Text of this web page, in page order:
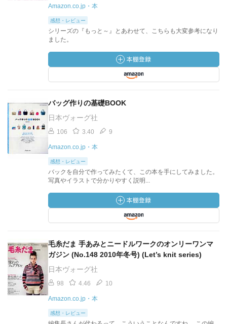
Amazon.co.jp・本
感想・レビュー
シリーズの『もっと～』とあわせて、こちらも大変参考になり
ました。
バッグ作りの基礎BOOK
日本ヴォーグ社
106 3.40 9
Amazon.co.jp・本
感想・レビュー
バックを自分で作ってみたくて、この本を手にしてみました。
写真やイラストで分かりやすく説明...
毛糸だま 手あみとニードルワークのオンリーワンマ
ガジン (No.148 2010年冬号) (Let’s knit series)
日本ヴォーグ社
98 4.46 10
Amazon.co.jp・本
感想・レビュー